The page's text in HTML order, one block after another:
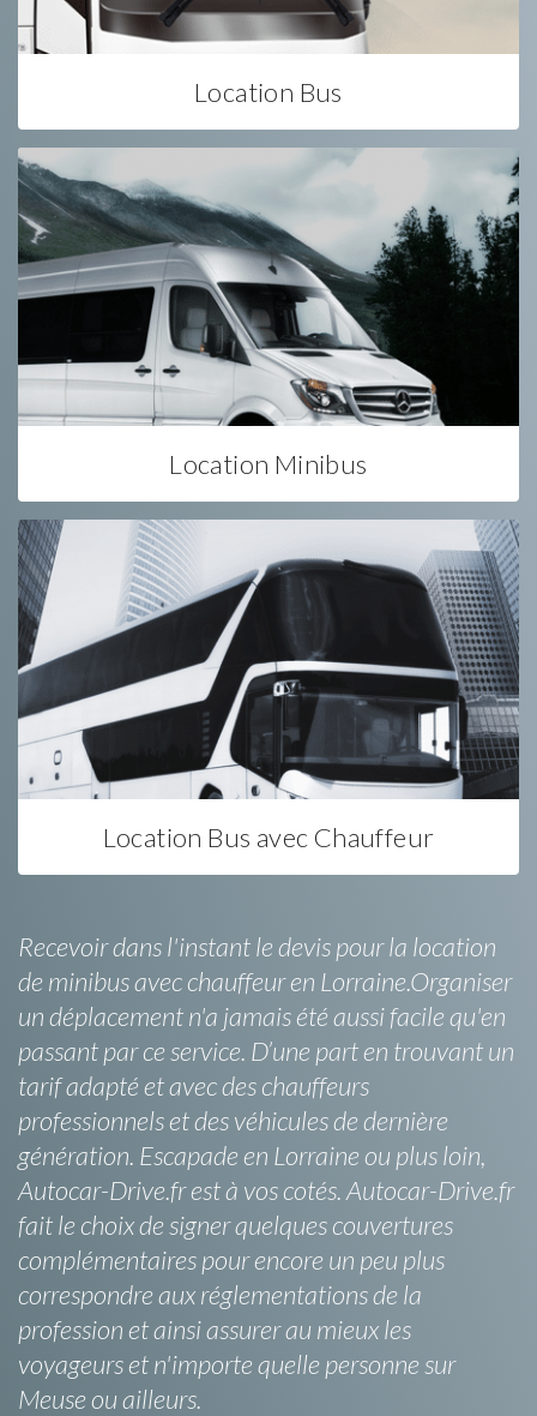
Location Bus
Location Minibus
Location Bus avec Chauffeur
Recevoir dans l'instant le devis pour la location
de minibus avec chauffeur en Lorraine.Organiser
un déplacement n'a jamais été aussi facile qu'en
passant par ce service. D’une part en trouvant un
tarif adapté et avec des chauffeurs
professionnels et des véhicules de dernière
génération. Escapade en Lorraine ou plus loin,
Autocar-Drive.fr est à vos cotés. Autocar-Drive.fr
fait le choix de signer quelques couvertures
complémentaires pour encore un peu plus
correspondre aux réglementations de la
profession et ainsi assurer au mieux les
voyageurs et n'importe quelle personne sur
Meuse ou ailleurs.